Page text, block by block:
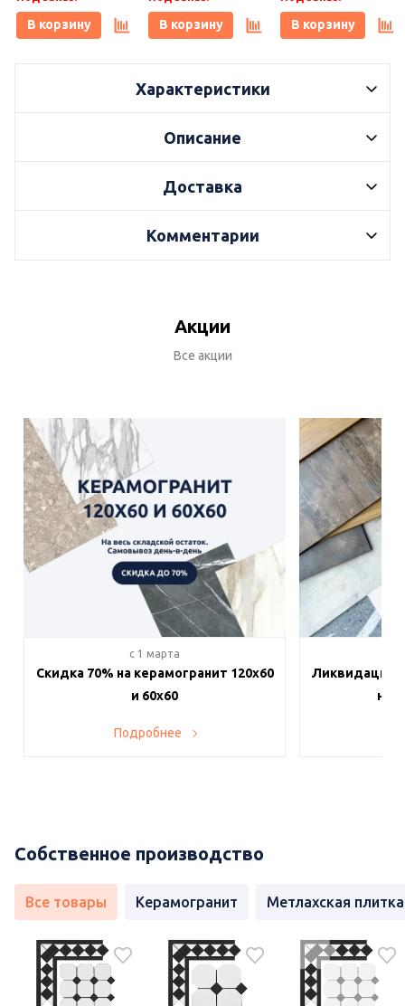
В корзину В корзину
Плитонит
В корзину
Характеристики
Описание
Доставка
Комментарии
Акции
Все акции
c 1 марта
Скидка 70% на керамогранит 120х60
и 60х60
Подробнее
Ликвидация
на
Собственное производство
Все товары Керамогранит Метлахская плитка